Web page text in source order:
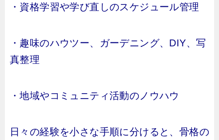
・資格学習や学び直しのスケジュール管理
・趣味のハウツー、ガーデニング、DIY、写
真整理
・地域やコミュニティ活動のノウハウ
日々の経験を小さな手順に分けると、骨格の